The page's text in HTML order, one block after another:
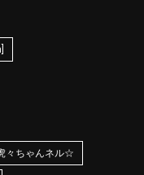
々ちゃんネル☆